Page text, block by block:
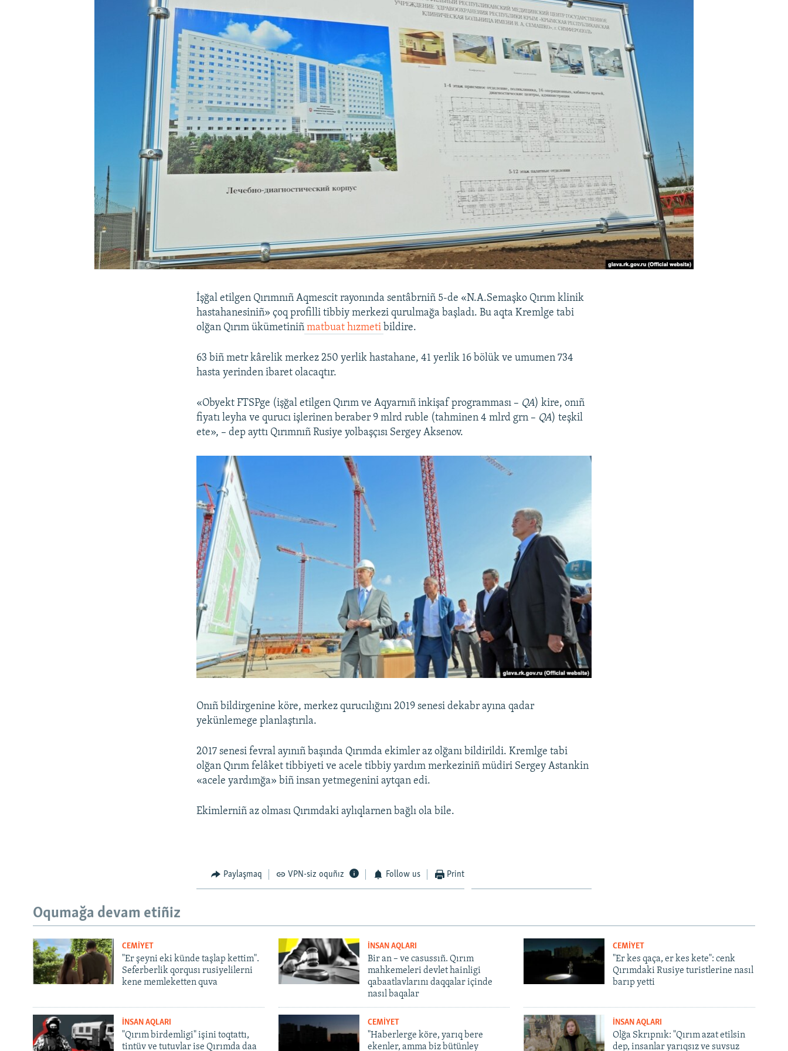
İşğal etilgen Qırımnıñ Aqmescit rayonında sentâbrniñ 5-de «N.A.Semaşko Qırım klinik
hastahanesiniñ» çoq profilli tibbiy merkezi qurulmağa başladı. Bu aqta Kremlge tabi
olğan Qırım ükümetiniñ matbuat hızmeti bildire.
63 biñ metr kârelik merkez 250 yerlik hastahane, 41 yerlik 16 bölük ve umumen 734
hasta yerinden ibaret olacaqtır.
«Obyekt FTSPge (işğal etilgen Qırım ve Aqyarnıñ inkişaf programması – QA) kire, onıñ
fiyatı leyha ve qurucı işlerinen beraber 9 mlrd ruble (tahminen 4 mlrd grn – QA) teşkil
ete», – dep ayttı Qırımnıñ Rusiye yolbaşçısı Sergey Aksenov.
Onıñ bildirgenine köre, merkez qurucılığını 2019 senesi dekabr ayına qadar
yekünlemege planlaştırıla.
2017 senesi fevral ayınıñ başında Qırımda ekimler az olğanı bildirildi. Kremlge tabi
olğan Qırım felâket tibbiyeti ve acele tibbiy yardım merkeziniñ müdiri Sergey Astankin
«acele yardımğa» biñ insan yetmegenini aytqan edi.
Ekimlerniñ az olması Qırımdaki aylıqlarnen bağlı ola bile.
Paylaşmaq VPN-siz oquñız Follow us Print
Oqumağa devam etiñiz
CEMİYET
"Er şeyni eki künde taşlap kettim".
Seferberlik qorqusı rusiyelilerni
kene memleketten quva
İNSAN AQLARI
Bir an – ve casussıñ. Qırım
mahkemeleri devlet hainligi
qabaatlavlarını daqqalar içinde
nasıl baqalar
CEMİYET
"Er kes qaça, er kes kete": cenk
Qırımdaki Rusiye turistlerine nasıl
barıp yetti
İNSAN AQLARI
"Qırım birdemligi" işini toqtattı,
tintüv ve tutuvlar ise Qırımda daa
CEMİYET
"Haberlerge köre, yarıq bere
ekenler, amma biz bütünley
İNSAN AQLARI
Olğa Skrıpnık: "Qırım azat etilsin
dep, insanlar yarıqsız ve suvsuz